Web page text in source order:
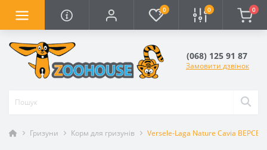
0 0 0
(068) 125 91 87
Замовити дзвінок
Гризуни Корм для гризунів Versele-Laga Nature Cavia